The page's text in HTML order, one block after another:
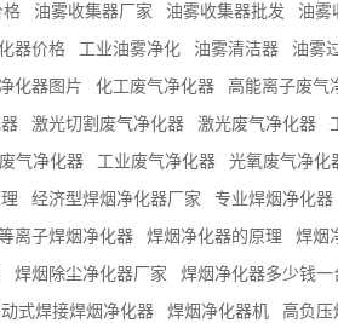
格 油雾收集器厂家 油雾收集器批发 油雾
器价格 工业油雾净化 油雾清洁器 油雾
化器图片 化工废气净化器 高能离子废气
激光切割废气净化器 激光废气净化器
气净化器 工业废气净化器 光氧废气净化
经济型焊烟净化器厂家 专业焊烟净化器
离子焊烟净化器 焊烟净化器的原理 焊烟
焊烟除尘净化器厂家 焊烟净化器多少钱一
式焊接焊烟净化器 焊烟净化器机 高负压